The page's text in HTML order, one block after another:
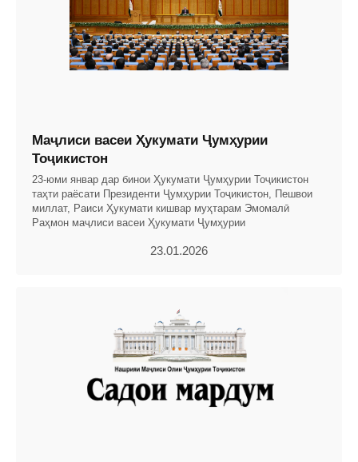
Маҷлиси васеи Ҳукумати Ҷумҳурии
Тоҷикистон
23-юми январ дар бинои Ҳукумати Ҷумҳурии Тоҷикистон
таҳти раёсати Президенти Ҷумҳурии Тоҷикистон, Пешвои
миллат, Раиси Ҳукумати кишвар муҳтарам Эмомалӣ
Раҳмон маҷлиси васеи Ҳукумати Ҷумҳурии
23.01.2026